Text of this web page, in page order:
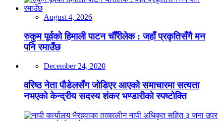
August 4, 2026
रुकुम पूर्वको हिमाली पाटन चौँरीलेक : जहाँ प्रकृतिसँगै मन
पनि रमाउँछ
December 24, 2020
वरिष्ठ नेता पौडेलसँग जोडिएर आएको समाचारमा सत्यता
नभएको केन्द्रीय सदस्य शंकर भण्डारीको स्पष्टोक्ति